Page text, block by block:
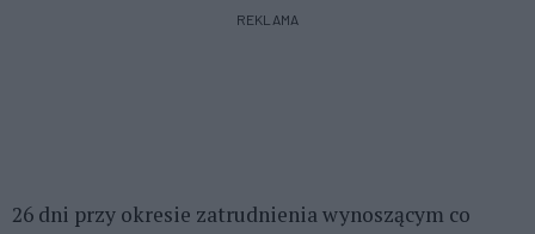
REKLAMA
26 dni przy okresie zatrudnienia wynoszącym co